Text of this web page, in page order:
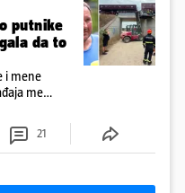
putnike
da to
i mene
me
21